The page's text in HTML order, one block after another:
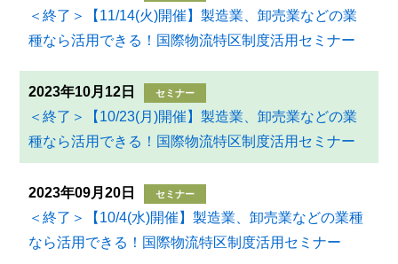
＜終了＞【11/14(火)開催】製造業、卸売業などの業
種なら活用できる！国際物流特区制度活用セミナー
2023年10月12日 セミナー
＜終了＞【10/23(月)開催】製造業、卸売業などの業
種なら活用できる！国際物流特区制度活用セミナー
2023年09月20日 セミナー
＜終了＞【10/4(水)開催】製造業、卸売業などの業種
なら活用できる！国際物流特区制度活用セミナー